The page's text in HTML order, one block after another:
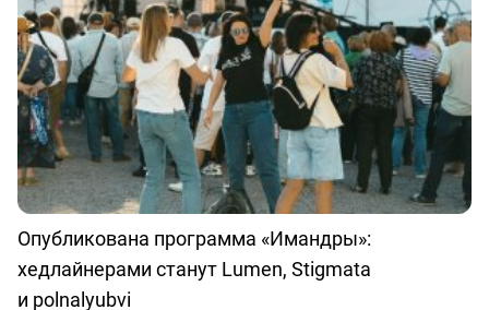
Опубликована программа «Имандры»:
хедлайнерами станут Lumen, Stigmata
и polnalyubvi